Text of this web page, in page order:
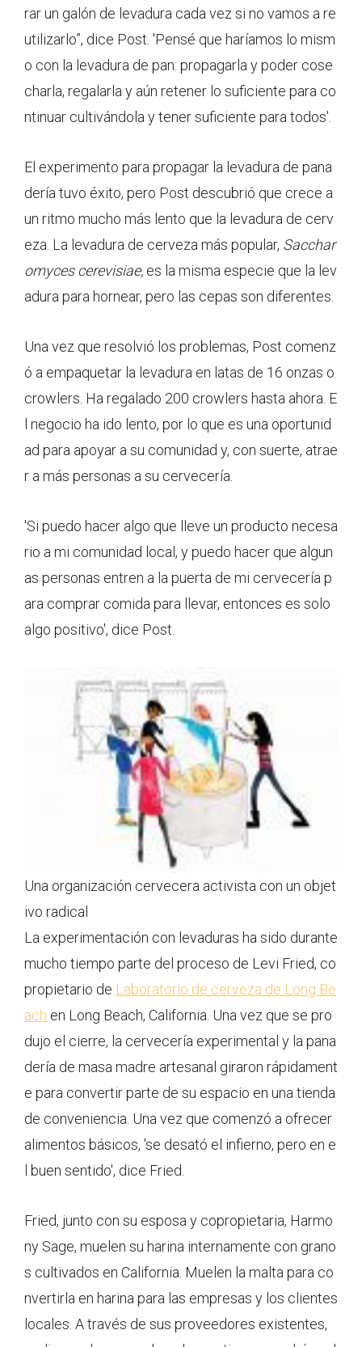
rar un galón de levadura cada vez si no vamos a re
utilizarlo”, dice Post. 'Pensé que haríamos lo mism
o con la levadura de pan: propagarla y poder cose
charla, regalarla y aún retener lo suficiente para co
ntinuar cultivándola y tener suficiente para todos'.
El experimento para propagar la levadura de pana
dería tuvo éxito, pero Post descubrió que crece a
un ritmo mucho más lento que la levadura de cerv
eza. La levadura de cerveza más popular, Sacchar
omyces cerevisiae, es la misma especie que la lev
adura para hornear, pero las cepas son diferentes.
Una vez que resolvió los problemas, Post comenz
ó a empaquetar la levadura en latas de 16 onzas o
crowlers. Ha regalado 200 crowlers hasta ahora. E
l negocio ha ido lento, por lo que es una oportunid
ad para apoyar a su comunidad y, con suerte, atrae
r a más personas a su cervecería.
'Si puedo hacer algo que lleve un producto necesa
rio a mi comunidad local, y puedo hacer que algun
as personas entren a la puerta de mi cervecería p
ara comprar comida para llevar, entonces es solo
algo positivo', dice Post.
Una organización cervecera activista con un objet
ivo radical
La experimentación con levaduras ha sido durante
mucho tiempo parte del proceso de Levi Fried, co
propietario de Laboratorio de cerveza de Long Be
ach en Long Beach, California. Una vez que se pro
dujo el cierre, la cervecería experimental y la pana
dería de masa madre artesanal giraron rápidament
e para convertir parte de su espacio en una tienda
de conveniencia. Una vez que comenzó a ofrecer
alimentos básicos, 'se desató el infierno, pero en e
l buen sentido', dice Fried.
Fried, junto con su esposa y copropietaria, Harmo
ny Sage, muelen su harina internamente con grano
s cultivados en California. Muelen la malta para co
nvertirla en harina para las empresas y los clientes
locales. A través de sus proveedores existentes,